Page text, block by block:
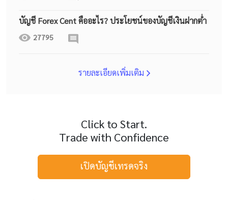
บัญชี Forex Cent คืออะไร? ประโยชน์ของบัญชีเงินฝากต่ำ
27795
รายละเอียดเพิ่มเติม
Click to Start.
Trade with Confidence
เปิดบัญชีเทรดจริง